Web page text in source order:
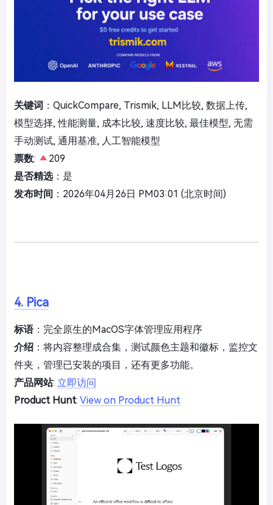
关键词 ：QuickCompare, Trismik, LLM比较, 数据上传,
模型选择, 性能测量, 成本比较, 速度比较, 最佳模型, 无需
手动测试, 通用基准, 人工智能模型
票数:
209
是否精选：是
发布时间 ：2026年04月26日 PM03:01 (北京时间)
4. Pica
标语：完全原生的MacOS字体管理应用程序
介绍 ：将内容整理成合集，测试颜色主题和徽标，监控文
件夹，管理已安装的项目，还有更多功能。
产品网站: 立即访问
Product Hunt: View on Product Hunt